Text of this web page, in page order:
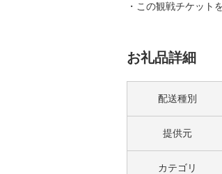
・この観戦チケット
お礼品詳細
配送種別
提供元
カテゴリ